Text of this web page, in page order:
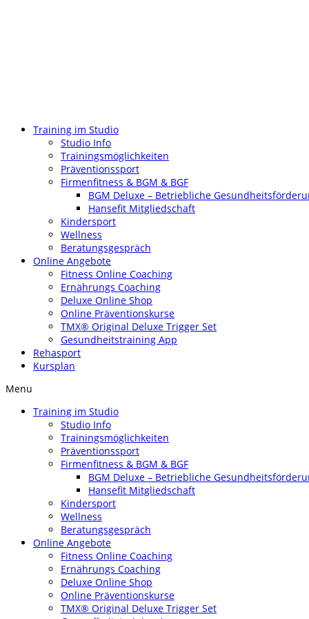
Training im Studio
Studio Info
Trainingsmöglichkeiten
Präventionssport
Firmenfitness & BGM & BGF
BGM Deluxe – Betriebliche
Hansefit Mitgliedschaft
Kindersport
Wellness
Beratungsgespräch
Online Angebote
Fitness Online Coaching
Ernährungs Coaching
Deluxe Online Shop
Online Präventionskurse
TMX® Original Deluxe Trigger Set
Gesundheitstraining App
Rehasport
Kursplan
Menu
Training im Studio
Studio Info
Trainingsmöglichkeiten
Präventionssport
Firmenfitness & BGM & BGF
BGM Deluxe – Betriebliche
Hansefit Mitgliedschaft
Kindersport
Wellness
Beratungsgespräch
Online Angebote
Fitness Online Coaching
Ernährungs Coaching
Deluxe Online Shop
Online Präventionskurse
TMX® Original Deluxe Trigger Set